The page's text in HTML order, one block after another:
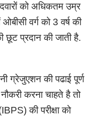
को अधिकतम उम्र
वर्ग को 3 वर्ष की
छूट प्रदान की जाती है.
ग्रेजुएशन की पढाई पूर्ण
करना चाहते है तो
की परीक्षा को